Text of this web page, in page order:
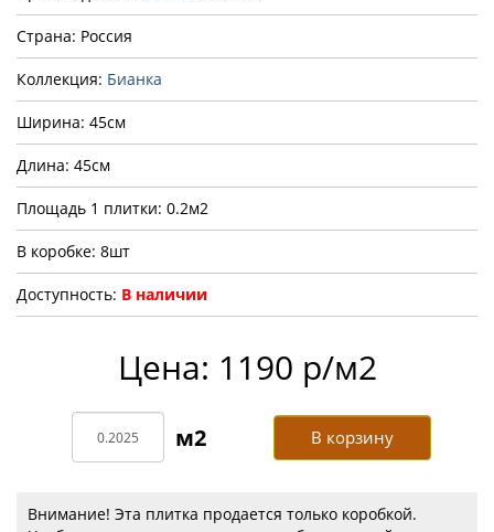
Страна: Россия
Коллекция: Бианка
Ширина: 45см
Длина: 45см
Площадь 1 плитки: 0.2м2
В коробке: 8шт
Доступность: В наличии
Цена: 1190 р/м2
В корзину
Внимание! Эта плитка продается только коробкой.